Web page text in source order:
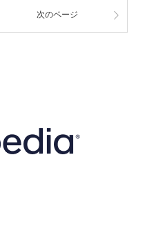
次のページ